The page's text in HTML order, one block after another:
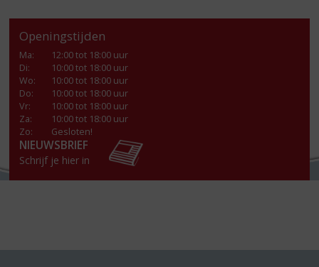
Openingstijden
Ma:
12:00 tot 18:00 uur
Di:
10:00 tot 18:00 uur
Wo:
10:00 tot 18:00 uur
Do:
10:00 tot 18:00 uur
Vr:
10:00 tot 18:00 uur
Za:
10:00 tot 18:00 uur
Zo:
Gesloten!
NIEUWSBRIEF
Schrijf je hier in